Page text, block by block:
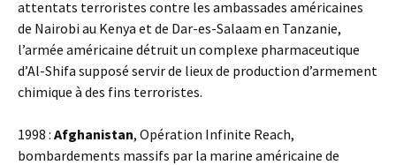
attentats terroristes contre les ambassades américaines
de Nairobi au Kenya et de Dar-es-Salaam en Tanzanie,
l’armée américaine détruit un complexe pharmaceutique
d’Al-Shifa supposé servir de lieux de production d’armement
chimique à des fins terroristes.
1998 : Afghanistan, Opération Infinite Reach,
bombardements massifs par la marine américaine de